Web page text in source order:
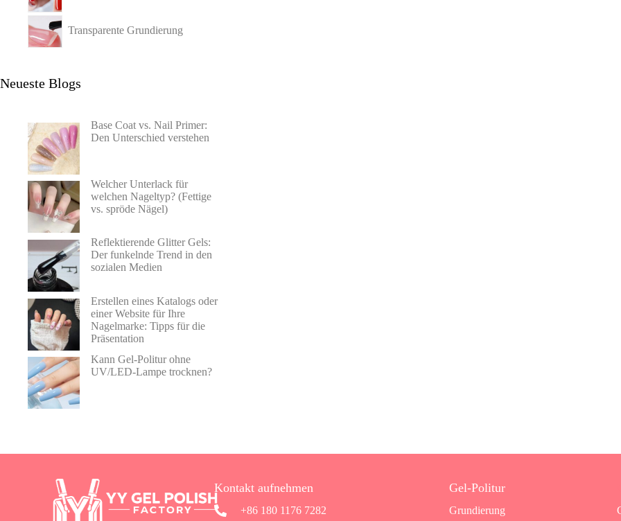
Transparente Grundierung
Neueste Blogs
Base Coat vs. Nail Primer:
Den Unterschied verstehen
Welcher Unterlack für
welchen Nageltyp? (Fettige
vs. spröde Nägel)
Reflektierende Glitter Gels:
Der funkelnde Trend in den
sozialen Medien
Erstellen eines Katalogs oder
einer Website für Ihre
Nagelmarke: Tipps für die
Präsentation
Kann Gel-Politur ohne
UV/LED-Lampe trocknen?
Kontakt aufnehmen
+86 180 1176 7282
Gel-Politur
Grundierung